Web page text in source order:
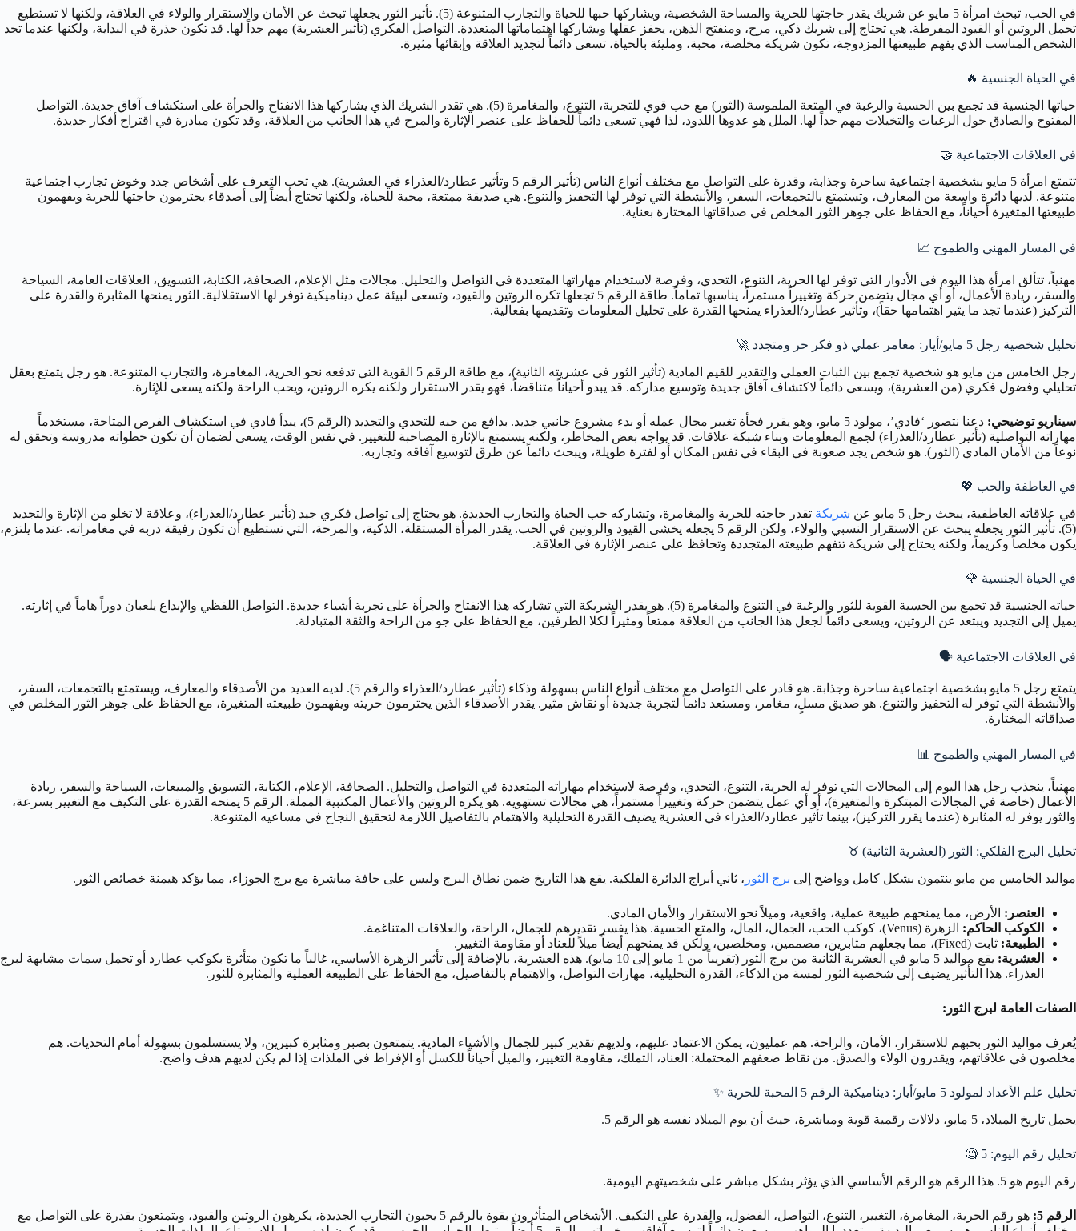
في الحب، تبحث امرأة 5 مايو عن شريك يقدر حاجتها للحرية والمساحة الشخصية، ويشاركها حبها للحياة والتجارب المتنوعة (5). تأثير الثور يجعلها تبحث عن الأمان والاستقرار والولاء في العلاقة، ولكنها لا تستطيع
تحمل الروتين أو القيود المفرطة. هي تحتاج إلى شريك ذكي، مرح، ومنفتح الذهن، يحفز عقلها ويشاركها اهتماماتها المتعددة. التواصل الفكري (تأثير العشرية) مهم جداً لها. قد تكون حذرة في البداية، ولكنها عندما تجد
الشخص المناسب الذي يفهم طبيعتها المزدوجة، تكون شريكة مخلصة، محبة، ومليئة بالحياة، تسعى دائماً لتجديد العلاقة وإبقائها مثيرة.
في الحياة الجنسية 🔥
حياتها الجنسية قد تجمع بين الحسية والرغبة في المتعة الملموسة (الثور) مع حب قوي للتجربة، التنوع، والمغامرة (5). هي تقدر الشريك الذي يشاركها هذا الانفتاح والجرأة على استكشاف آفاق جديدة. التواصل
المفتوح والصادق حول الرغبات والتخيلات مهم جداً لها. الملل هو عدوها اللدود، لذا فهي تسعى دائماً للحفاظ على عنصر الإثارة والمرح في هذا الجانب من العلاقة، وقد تكون مبادرة في اقتراح أفكار جديدة.
في العلاقات الاجتماعية 🤝
تتمتع امرأة 5 مايو بشخصية اجتماعية ساحرة وجذابة، وقدرة على التواصل مع مختلف أنواع الناس (تأثير الرقم 5 وتأثير عطارد/العذراء في العشرية). هي تحب التعرف على أشخاص جدد وخوض تجارب اجتماعية
متنوعة. لديها دائرة واسعة من المعارف، وتستمتع بالتجمعات، السفر، والأنشطة التي توفر لها التحفيز والتنوع. هي صديقة ممتعة، محبة للحياة، ولكنها تحتاج أيضاً إلى أصدقاء يحترمون حاجتها للحرية ويفهمون
طبيعتها المتغيرة أحياناً، مع الحفاظ على جوهر الثور المخلص في صداقاتها المختارة بعناية.
في المسار المهني والطموح 📈
مهنياً، تتألق امرأة هذا اليوم في الأدوار التي توفر لها الحرية، التنوع، التحدي، وفرصة لاستخدام مهاراتها المتعددة في التواصل والتحليل. مجالات مثل الإعلام، الصحافة، الكتابة، التسويق، العلاقات العامة، السياحة
والسفر، ريادة الأعمال، أو أي مجال يتضمن حركة وتغييراً مستمراً، يناسبها تماماً. طاقة الرقم 5 تجعلها تكره الروتين والقيود، وتسعى لبيئة عمل ديناميكية توفر لها الاستقلالية. الثور يمنحها المثابرة والقدرة على
التركيز (عندما تجد ما يثير اهتمامها حقاً)، وتأثير عطارد/العذراء يمنحها القدرة على تحليل المعلومات وتقديمها بفعالية.
تحليل شخصية رجل 5 مايو/أيار: مغامر عملي ذو فكر حر ومتجدد 🚀
رجل الخامس من مايو هو شخصية تجمع بين الثبات العملي والتقدير للقيم المادية (تأثير الثور في عشريته الثانية)، مع طاقة الرقم 5 القوية التي تدفعه نحو الحرية، المغامرة، والتجارب المتنوعة. هو رجل يتمتع بعقل
تحليلي وفضول فكري (من العشرية)، ويسعى دائماً لاكتشاف آفاق جديدة وتوسيع مداركه. قد يبدو أحياناً متناقضاً، فهو يقدر الاستقرار ولكنه يكره الروتين، ويحب الراحة ولكنه يسعى للإثارة.
سيناريو توضيحي:
دعنا نتصور ‘فادي’، مولود 5 مايو، وهو يقرر فجأة تغيير مجال عمله أو بدء مشروع جانبي جديد. بدافع من حبه للتحدي والتجديد (الرقم 5)، يبدأ فادي في استكشاف الفرص المتاحة، مستخدماً
مهاراته التواصلية (تأثير عطارد/العذراء) لجمع المعلومات وبناء شبكة علاقات. قد يواجه بعض المخاطر، ولكنه يستمتع بالإثارة المصاحبة للتغيير. في نفس الوقت، يسعى لضمان أن تكون خطواته مدروسة وتحقق له
نوعاً من الأمان المادي (الثور). هو شخص يجد صعوبة في البقاء في نفس المكان أو لفترة طويلة، ويبحث دائماً عن طرق لتوسيع آفاقه وتجاربه.
في العاطفة والحب 💖
في علاقاته العاطفية، يبحث رجل 5 مايو عن
شريكة تقدر حاجته للحرية والمغامرة، وتشاركه حب الحياة والتجارب الجديدة. هو يحتاج إلى تواصل فكري جيد (تأثير عطارد/العذراء)، وعلاقة لا تخلو من الإثارة والتجديد
(5). تأثير الثور يجعله يبحث عن الاستقرار النسبي والولاء، ولكن الرقم 5 يجعله يخشى القيود والروتين في الحب. يقدر المرأة المستقلة، الذكية، والمرحة، التي تستطيع أن تكون رفيقة دربه في مغامراته. عندما يلتزم،
يكون مخلصاً وكريماً، ولكنه يحتاج إلى شريكة تتفهم طبيعته المتجددة وتحافظ على عنصر الإثارة في العلاقة.
في الحياة الجنسية 🌹
حياته الجنسية قد تجمع بين الحسية القوية للثور والرغبة في التنوع والمغامرة (5). هو يقدر الشريكة التي تشاركه هذا الانفتاح والجرأة على تجربة أشياء جديدة. التواصل اللفظي والإبداع يلعبان دوراً هاماً في إثارته.
يميل إلى التجديد ويبتعد عن الروتين، ويسعى دائماً لجعل هذا الجانب من العلاقة ممتعاً ومثيراً لكلا الطرفين، مع الحفاظ على جو من الراحة والثقة المتبادلة.
في العلاقات الاجتماعية 🗣️
يتمتع رجل 5 مايو بشخصية اجتماعية ساحرة وجذابة. هو قادر على التواصل مع مختلف أنواع الناس بسهولة وذكاء (تأثير عطارد/العذراء والرقم 5). لديه العديد من الأصدقاء والمعارف، ويستمتع بالتجمعات، السفر،
والأنشطة التي توفر له التحفيز والتنوع. هو صديق مسلٍ، مغامر، ومستعد دائماً لتجربة جديدة أو نقاش مثير. يقدر الأصدقاء الذين يحترمون حريته ويفهمون طبيعته المتغيرة، مع الحفاظ على جوهر الثور المخلص في
صداقاته المختارة.
في المسار المهني والطموح 📊
مهنياً، ينجذب رجل هذا اليوم إلى المجالات التي توفر له الحرية، التنوع، التحدي، وفرصة لاستخدام مهاراته المتعددة في التواصل والتحليل. الصحافة، الإعلام، الكتابة، التسويق والمبيعات، السياحة والسفر، ريادة
الأعمال (خاصة في المجالات المبتكرة والمتغيرة)، أو أي عمل يتضمن حركة وتغييراً مستمراً، هي مجالات تستهويه. هو يكره الروتين والأعمال المكتبية المملة. الرقم 5 يمنحه القدرة على التكيف مع التغيير بسرعة،
والثور يوفر له المثابرة (عندما يقرر التركيز)، بينما تأثير عطارد/العذراء في العشرية يضيف القدرة التحليلية والاهتمام بالتفاصيل اللازمة لتحقيق النجاح في مساعيه المتنوعة.
تحليل البرج الفلكي: الثور (العشرية الثانية) ♉
مواليد الخامس من مايو ينتمون بشكل كامل وواضح إلى برج الثور ، ثاني أبراج الدائرة الفلكية. يقع هذا التاريخ ضمن نطاق البرج وليس على حافة مباشرة مع برج الجوزاء، مما يؤكد هيمنة خصائص الثور.
العنصر: الأرض، مما يمنحهم طبيعة عملية، واقعية، وميلاً نحو الاستقرار والأمان المادي.
الكوكب الحاكم: الزهرة (Venus)، كوكب الحب، الجمال، المال، والمتع الحسية. هذا يفسر تقديرهم للجمال، الراحة، والعلاقات المتناغمة.
الطبيعة: ثابت (Fixed)، مما يجعلهم مثابرين، مصممين، ومخلصين، ولكن قد يمنحهم أيضاً ميلاً للعناد أو مقاومة التغيير.
العشرية:
يقع مواليد 5 مايو في العشرية الثانية من برج الثور (تقريباً من 1 مايو إلى 10 مايو). هذه العشرية، بالإضافة إلى تأثير الزهرة الأساسي، غالباً ما تكون متأثرة بكوكب عطارد أو تحمل سمات مشابهة لبرج
العذراء. هذا التأثير يضيف إلى شخصية الثور لمسة من الذكاء، القدرة التحليلية، مهارات التواصل، والاهتمام بالتفاصيل، مع الحفاظ على الطبيعة العملية والمثابرة للثور.
الصفات العامة لبرج الثور:
يُعرف مواليد الثور بحبهم للاستقرار، الأمان، والراحة. هم عمليون، يمكن الاعتماد عليهم، ولديهم تقدير كبير للجمال والأشياء المادية. يتمتعون بصبر ومثابرة كبيرين، ولا يستسلمون بسهولة أمام التحديات. هم
مخلصون في علاقاتهم، ويقدرون الولاء والصدق. من نقاط ضعفهم المحتملة: العناد، التملك، مقاومة التغيير، والميل أحياناً للكسل أو الإفراط في الملذات إذا لم يكن لديهم هدف واضح.
تحليل علم الأعداد لمولود 5 مايو/أيار: ديناميكية الرقم 5 المحبة للحرية ✨
يحمل تاريخ الميلاد، 5 مايو، دلالات رقمية قوية ومباشرة، حيث أن يوم الميلاد نفسه هو الرقم 5.
تحليل رقم اليوم: 5
🧐
رقم اليوم هو 5. هذا الرقم هو الرقم الأساسي الذي يؤثر بشكل مباشر على شخصيتهم اليومية.
الرقم 5:
هو رقم الحرية، المغامرة، التغيير، التنوع، التواصل، الفضول، والقدرة على التكيف. الأشخاص المتأثرون بقوة بالرقم 5 يحبون التجارب الجديدة، يكرهون الروتين والقيود، ويتمتعون بقدرة على التواصل مع